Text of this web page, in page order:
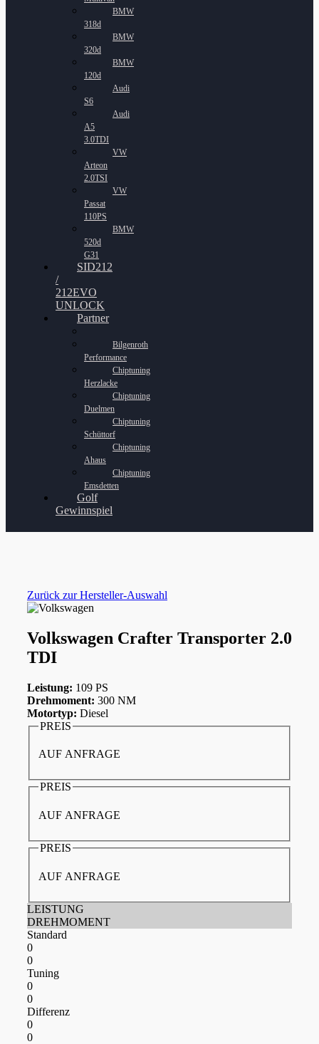
BMW
318d
BMW
320d
BMW
120d
Audi
S6
Audi
A5
3.0TDI
VW
Arteon
2.0TSI
VW
Passat
110PS
BMW
520d
G31
SID212
/
212EVO
UNLOCK
Partner
Bilgenroth
Performance
Chiptuning
Herzlacke
Chiptuning
Duelmen
Chiptuning
Schüttorf
Chiptuning
Ahaus
Chiptuning
Emsdetten
Golf
Gewinnspiel
Zurück zur Hersteller-Auswahl
Volkswagen Crafter Transporter 2.0
TDI
Leistung: 109 PS
Drehmoment: 300 NM
Motortyp: Diesel
PREIS
AUF ANFRAGE
PREIS
AUF ANFRAGE
PREIS
AUF ANFRAGE
LEISTUNG
DREHMOMENT
Standard
0
0
Tuning
0
0
Differenz
0
0